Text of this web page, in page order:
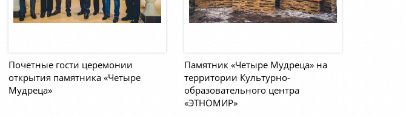
Почетные гости церемонии
открытия памятника «Четыре
Мудреца»
Памятник «Четыре Мудреца» на
территории Культурно-
образовательного центра
«ЭТНОМИР»